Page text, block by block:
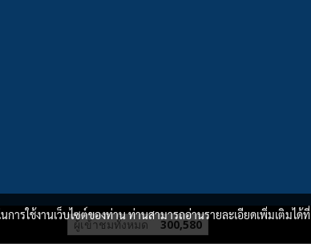
ผู้เข้าชมวันนี้ 1
รใช้งานเว็บไซต์ของท่าน ท่านสามารถอ่านรายละเอียดเพิ่มเติมได้ที่